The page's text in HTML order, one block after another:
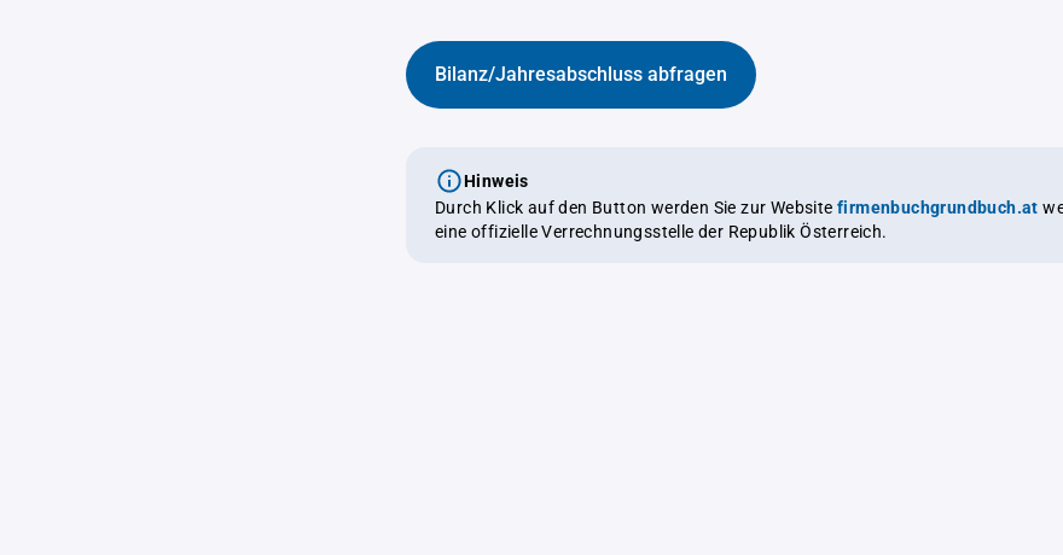
Bilanz/Jahresabschluss abfragen
Hinweis
Durch Klick auf den Button werden Sie zur Website firmenbuchgrundbuch.at weitergeleitet,
eine offizielle Verrechnungsstelle der Republik Österreich.